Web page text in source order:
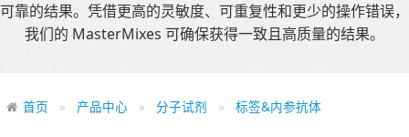
可靠的结果。凭借更高的灵敏度、可重复性和更少的操作错误，
我们的 MasterMixes 可确保获得一致且高质量的结果。
首页 产品中心 分子试剂 标签&内参抗体